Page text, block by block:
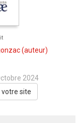
(auteur)
2024
site